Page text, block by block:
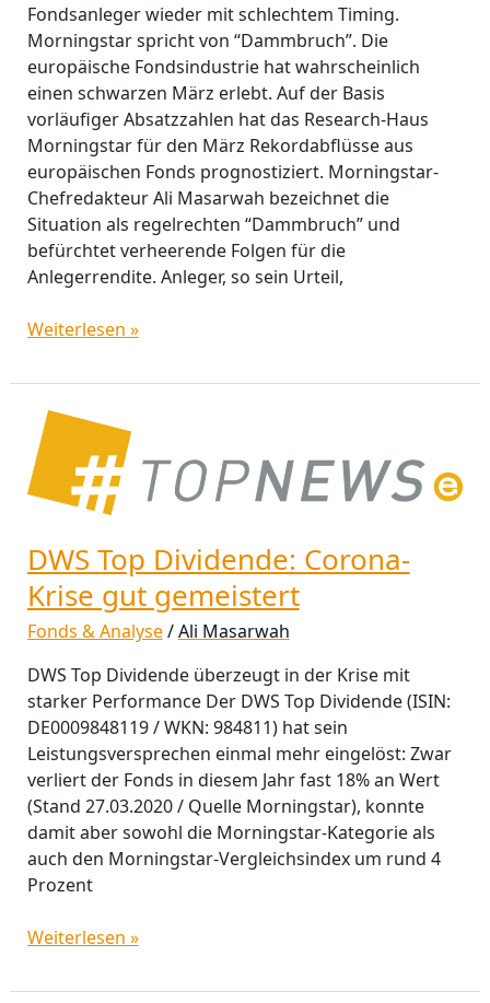
Fondsanleger wieder mit schlechtem Timing.
Morningstar spricht von “Dammbruch”. Die
europäische Fondsindustrie hat wahrscheinlich
einen schwarzen März erlebt. Auf der Basis
vorläufiger Absatzzahlen hat das Research-Haus
Morningstar für den März Rekordabflüsse aus
europäischen Fonds prognostiziert. Morningstar-
Chefredakteur Ali Masarwah bezeichnet die
Situation als regelrechten “Dammbruch” und
befürchtet verheerende Folgen für die
Anlegerrendite. Anleger, so sein Urteil,
Fonds
Weiterlesen »
DWS Top Dividende: Corona-
Krise gut gemeistert
Fonds & Analyse/Ali Masarwah
DWS Top Dividende überzeugt in der Krise mit
starker Performance Der DWS Top Dividende (ISIN:
DE0009848119 / WKN: 984811) hat sein
Leistungsversprechen einmal mehr eingelöst: Zwar
verliert der Fonds in diesem Jahr fast 18% an Wert
(Stand 27.03.2020 / Quelle Morningstar), konnte
damit aber sowohl die Morningstar-Kategorie als
auch den Morningstar-Vergleichsindex um rund 4
Prozent
DWS
Top
Dividende:
Corona-
gut
gemeistert
Weiterlesen »